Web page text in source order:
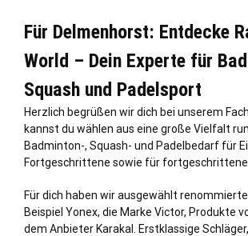
Für Delmenhorst: Entdecke
World – Dein Experte für
Squash und Padelsport
Herzlich begrüßen wir dich bei unserem
kannst du wählen aus eine große Vielfalt
Badminton-, Squash- und Padelbedarf für
Fortgeschrittene sowie für fortgeschrittene
Für dich haben wir ausgewählt
Beispiel Yonex, die Marke Victor, Produkte
dem Anbieter Karakal. Erstklassige